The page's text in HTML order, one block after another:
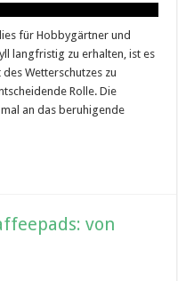
für Hobbygärtner und
langfristig zu erhalten, ist es
Wetterschutzes zu
Rolle. Die
an das beruhigende
von